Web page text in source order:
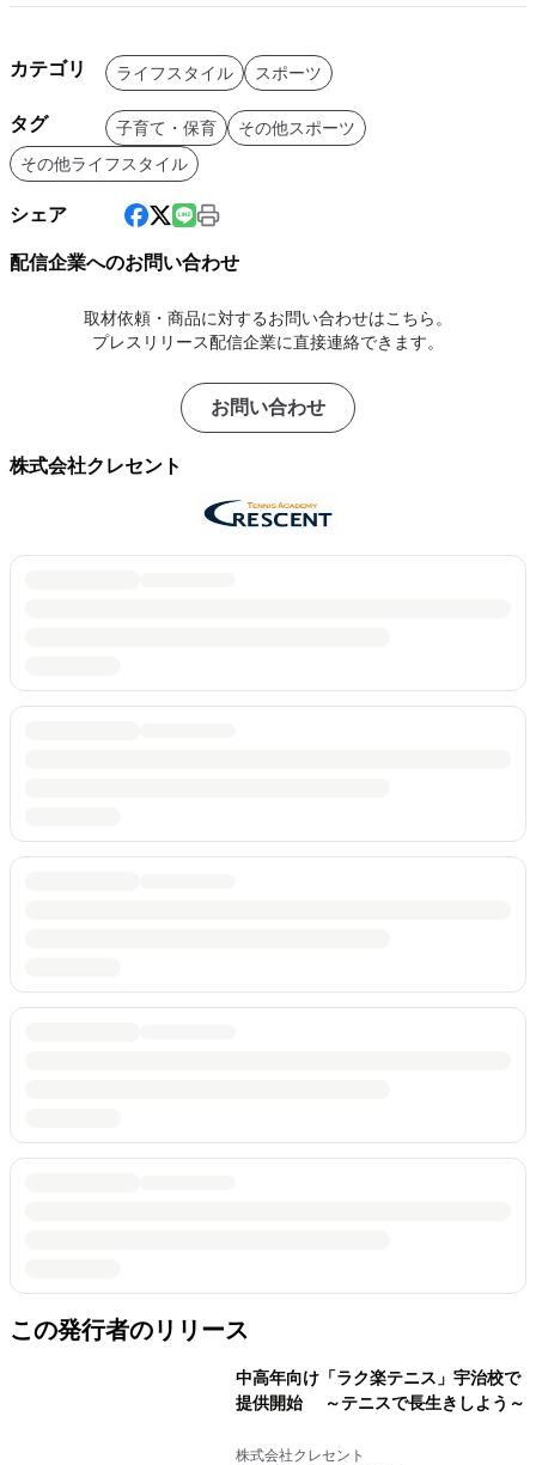
カテゴリ ライフスタイル スポーツ
タグ 子育て・保育
その他スポーツ
その他ライフスタイル
シェア
配信企業へのお問い合わせ
取材依頼・商品に対するお問い合わせはこちら。
プレスリリース配信企業に直接連絡できます。
お問い合わせ
株式会社クレセント
この発行者のリリース
中高年向け「ラク楽テニス」宇治校で
提供開始 ～テニスで長生きしよう～
株式会社クレセント